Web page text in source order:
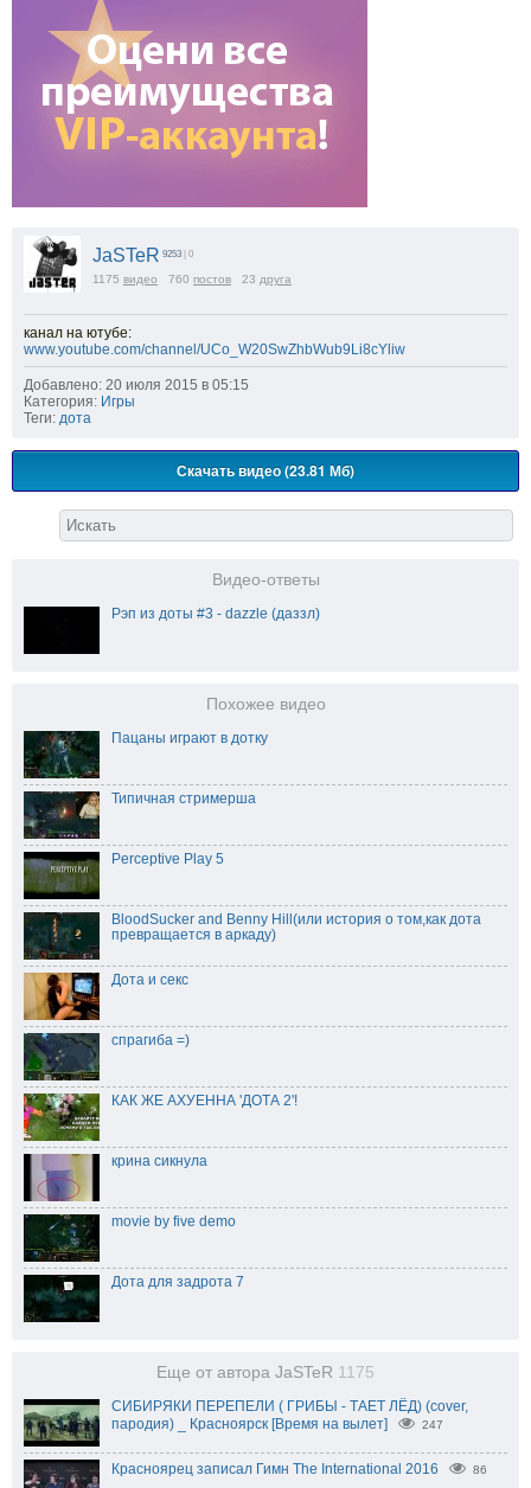
JaSTeR 9253 | 0
1175 видео 760 постов 23 друга
канал на ютубе:
www.youtube.com/channel/UCo_W20SwZhbWub9Li8cYliw
Добавлено: 20 июля 2015 в 05:15
Категория: Игры
Теги: дота
Скачать видео (23.81 Мб)
Видео-ответы
Рэп из доты #3 - dazzle (даззл)
Похожее видео
Пацаны играют в дотку
Типичная стримерша
Perceptive Play 5
BloodSucker and Benny Hill(или история о том,как дота
превращается в аркаду)
Дота и секс
спрагиба =)
КАК ЖЕ АХУЕННА 'ДОТА 2'!
крина сикнула
movie by five demo
Дота для задрота 7
Еще от автора JaSTeR 1175
СИБИРЯКИ ПЕРЕПЕЛИ ( ГРИБЫ - ТАЕТ ЛЁД) (cover,
пародия) _ Красноярск [Время на вылет]
247
Красноярец записал Гимн The International 2016 86